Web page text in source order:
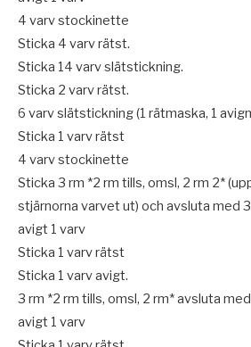
4 varv stockinette
Sticka 4 varv rätst.
Sticka 14 varv slätstickning.
Sticka 2 varv rätst.
6 varv slätstickning (1 rätmaska, 1
Sticka 1 varv rätst
4 varv stockinette
Sticka 3 rm *2 rm tills, omsl, 2 rm 2*
stjärnorna varvet ut) och avsluta med
avigt 1 varv
Sticka 1 varv rätst
Sticka 1 varv avigt.
3 rm *2 rm tills, omsl, 2 rm* avsluta
avigt 1 varv